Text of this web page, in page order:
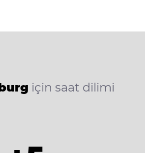
için saat dilimi